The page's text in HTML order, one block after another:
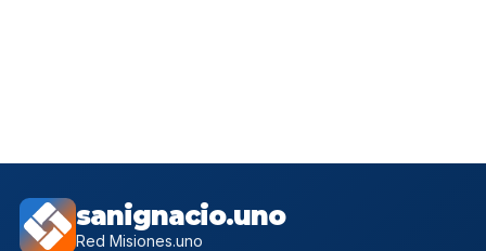
sanignacio.uno
Red Misiones.uno